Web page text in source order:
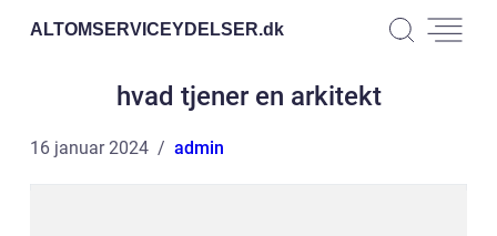
ALTOMSERVICEYDELSER.dk
hvad tjener en arkitekt
16 januar 2024 admin